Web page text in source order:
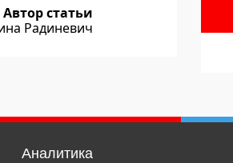
Автор статьи
Радиневич
Аналитика